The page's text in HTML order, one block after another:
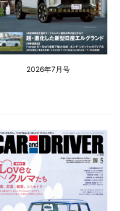
2026年7月号